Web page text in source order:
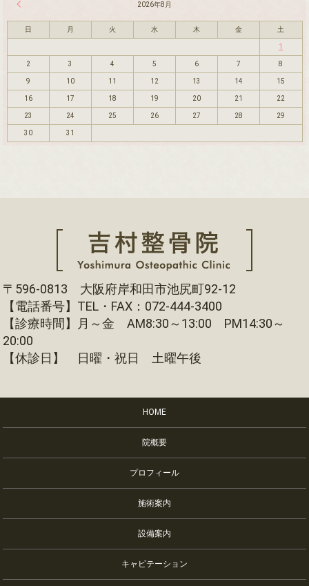
2026年8月
日 月 火 水 木 金 土
1
2 3 4 5 6 7 8
9 10 11 12 13 14 15
16 17 18 19 20 21 22
23 24 25 26 27 28 29
30 31
〒596-0813 大阪府岸和田市池尻町92-12
【電話番号】TEL・FAX：072-444-3400
【診療時間】月～金 AM8:30～13:00 PM14:30～
20:00
【休診日】 日曜・祝日 土曜午後
HOME
院概要
プロフィール
施術案内
設備案内
キャビテーション